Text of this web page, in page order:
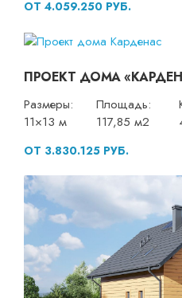
ОТ 4.059.250 РУБ.
ПРОЕКТ ДОМА
Размеры:
11×13 м
Площадь:
117,85 м2
ОТ 3.830.125 РУБ.